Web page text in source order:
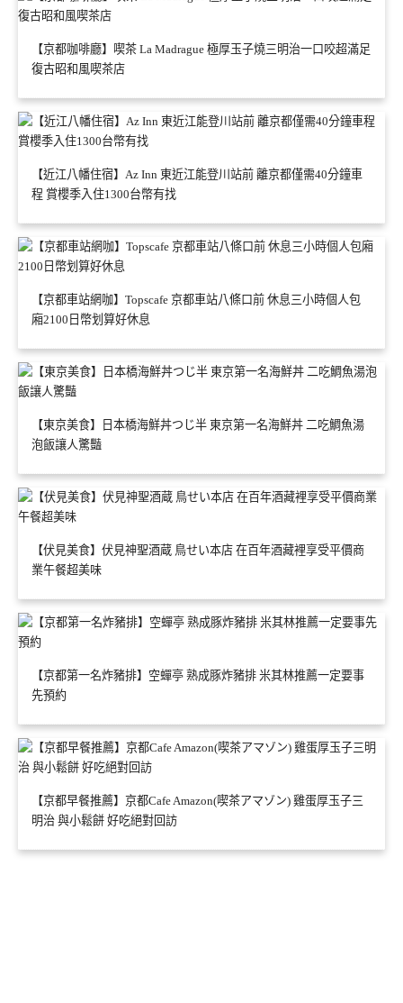
【京都咖啡廳】喫茶 La Madrague 極厚玉子燒三明治一口咬超滿足
復古昭和風喫茶店
【近江八幡住宿】Az Inn 東近江能登川站前 離京都僅需40分鐘車
程 賞櫻季入住1300台幣有找
【京都車站網咖】Topscafe 京都車站八條口前 休息三小時個人包
廂2100日幣划算好休息
【東京美食】日本橋海鮮丼つじ半 東京第一名海鮮丼 二吃鯛魚湯
泡飯讓人驚豔
【伏見美食】伏見神聖酒蔵 鳥せい本店 在百年酒藏裡享受平價商
業午餐超美味
【京都第一名炸豬排】空蟬亭 熟成豚炸豬排 米其林推薦一定要事
先預約
【京都早餐推薦】京都Cafe Amazon(喫茶アマゾン) 雞蛋厚玉子三
明治 與小鬆餅 好吃絕對回訪